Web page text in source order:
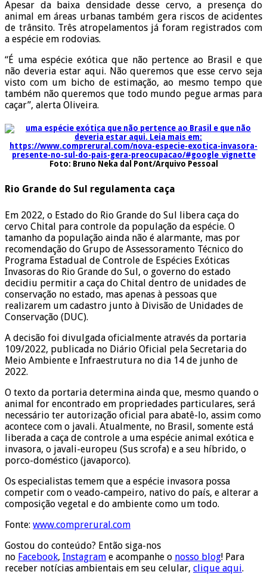
Apesar da baixa densidade desse cervo, a presença do
animal em áreas urbanas também gera riscos de acidentes
de trânsito. Três atropelamentos já foram registrados com
a espécie em rodovias.
“É uma espécie exótica que não pertence ao Brasil e que
não deveria estar aqui. Não queremos que esse cervo seja
visto com um bicho de estimação, ao mesmo tempo que
também não queremos que todo mundo pegue armas para
caçar”, alerta Oliveira.
Foto: Bruno Neka dal Pont/Arquivo Pessoal
Rio Grande do Sul regulamenta caça
Em 2022, o Estado do Rio Grande do Sul libera caça do
cervo Chital para controle da população da espécie. O
tamanho da população ainda não é alarmante, mas por
recomendação do Grupo de Assessoramento Técnico do
Programa Estadual de Controle de Espécies Exóticas
Invasoras do Rio Grande do Sul, o governo do estado
decidiu permitir a caça do Chital dentro de unidades de
conservação no estado, mas apenas à pessoas que
realizarem um cadastro junto à Divisão de Unidades de
Conservação (DUC).
A decisão foi divulgada oficialmente através da portaria
109/2022, publicada no Diário Oficial pela Secretaria do
Meio Ambiente e Infraestrutura no dia 14 de junho de
2022.
O texto da portaria determina ainda que, mesmo quando o
animal for encontrado em propriedades particulares, será
necessário ter autorização oficial para abatê-lo, assim como
acontece com o javali. Atualmente, no Brasil, somente está
liberada a caça de controle a uma espécie animal exótica e
invasora, o javali-europeu (Sus scrofa) e a seu híbrido, o
porco-doméstico (javaporco).
Os especialistas temem que a espécie invasora possa
competir com o veado-campeiro, nativo do país, e alterar a
composição vegetal e do ambiente como um todo.
Fonte: www.comprerural.com
Gostou do conteúdo? Então siga-nos
no Facebook, Instagram e acompanhe o nosso blog! Para
receber notícias ambientais em seu celular, clique aqui.